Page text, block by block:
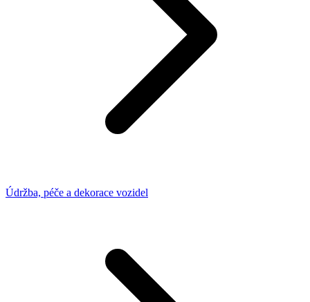
Údržba, péče a dekorace vozidel